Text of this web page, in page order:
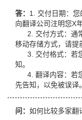
答： 1. 交付日期：
向翻译公司注明您X
2. 交付方式：通常
移动存储方式，请提
3. 交付格式：若
知。
4. 翻译内容：若
先告知，以免被误译。
问： 如何比较多家翻